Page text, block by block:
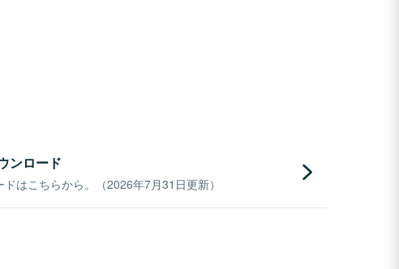
ンロード
はこちらから。（2026年7月31日更新）